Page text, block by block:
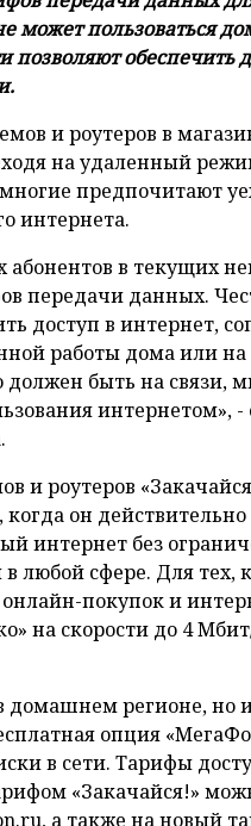
может пользоваться
обеспечить
и роутеров в
на удаленный
предпочитают
интернета.
в текущих
передачи данных.
доступ в интернет,
работы дома или на
быть на связи,
интернетом»,
и роутеров
он
интернет без
любой сфере. Для тех,
покупок и
на скорости до 4
домашнем регионе, но
опция
в сети. Тарифы
«Закачайся!»
а также на новый